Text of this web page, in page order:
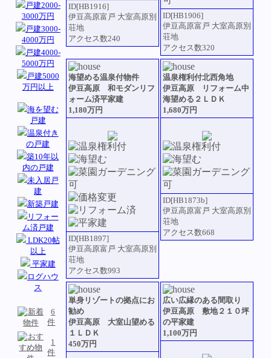
戸建2000-
3000万円
戸建3000-
4000万円
戸建4000-
5000万円
戸建5000
万円以上
海を望む
戸建
温泉付き
の戸建
築10年以
内の戸建
未入居戸
建
新築戸建
リフォー
ム済戸建
LDK20帖
以上
平家建
ログハウ
ス
6
件
1
件
ID[HB1916]
伊豆高原富戸 大室高原別
荘地
アクセス数240
ID[HB1906]
伊豆高原富戸 大室高原別
荘地
アクセス数320
海望める温泉付物件
伊豆高原 和モダンリフ
ォーム済平家建
1,180万円
ID[HB1897]
伊豆高原富戸 大室高原別
荘地
アクセス数993
温泉権利付北西角地
伊豆高原 リフォーム中
海望める２ＬＤＫ
1,680万円
ID[HB1873b]
伊豆高原富戸 大室高原別
荘地
アクセス数668
単身リゾートの拠点にお
勧め
伊豆高原 大室山望める
１ＬＤＫ
450万円
広い広縁のある間取り
伊豆高原 敷地２１０坪
の平家建
1,100万円